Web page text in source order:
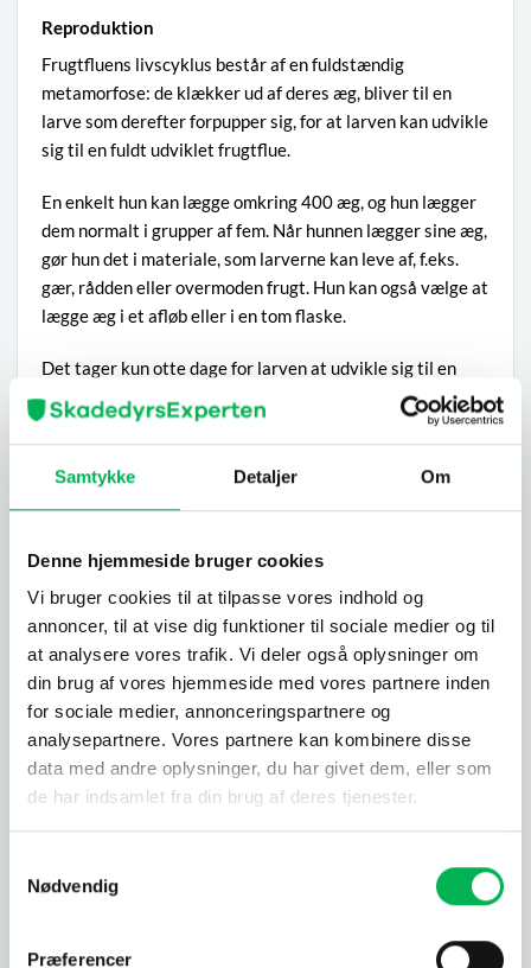
Samtykke Detaljer Om
Denne hjemmeside bruger cookies
Vi bruger cookies til at tilpasse vores indhold og
annoncer, til at vise dig funktioner til sociale medier og til
at analysere vores trafik. Vi deler også oplysninger om
din brug af vores hjemmeside med vores partnere inden
for sociale medier, annonceringspartnere og
analysepartnere. Vores partnere kan kombinere disse
data med andre oplysninger, du har givet dem, eller som
de har indsamlet fra din brug af deres tjenester.
Nødvendig
Præferencer
Reproduktion
Frugtfluens livscyklus består af en fuldstændig
metamorfose: de klækker ud af deres æg, bliver til en
larve som derefter forpupper sig, for at larven kan udvikle
sig til en fuldt udviklet frugtflue.
En enkelt hun kan lægge omkring 400 æg, og hun lægger
dem normalt i grupper af fem. Når hunnen lægger sine æg,
gør hun det i materiale, som larverne kan leve af, f.eks.
gær, rådden eller overmoden frugt. Hun kan også vælge at
lægge æg i et afløb eller i en tom flaske.
Det tager kun otte dage for larven at udvikle sig til en
fuldvoksen flue, og da hver hun kan lægge hundredvis af
æg, bør man begynde at bekæmpe frugt- og bananfluer så
Adfærd
mindst i naturen. Man vil dog som oftest først opdage
dem, hvis de begynder at komme ind i hjemmet, da de er
så små. Grunden til, at de finder vej ind, er, at de trives i
varme, fugtige miljøer, og steder med rigelig føde.
Du har sikkert oplevet, at frugtfluer kommer ud af det blå,
og at de pludselig er overalt, især i sensommeren. At de
hovedsageligt kommer indendørs om sommeren skyldes,
at havens frugt modnes på det tidspunkt, hvilket gør det
Heldigvis forårsager disse fluer ingen kendte fysiske
være ret irriterende, da de sværmer omkring frugt og